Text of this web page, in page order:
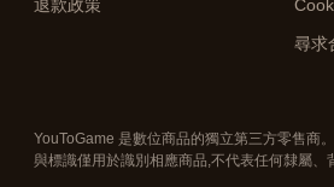
退款政策
尋求
YouToGame 是數位商品的獨立第三方零售商
與標識僅用於識別相應商品,不代表任何隸屬、